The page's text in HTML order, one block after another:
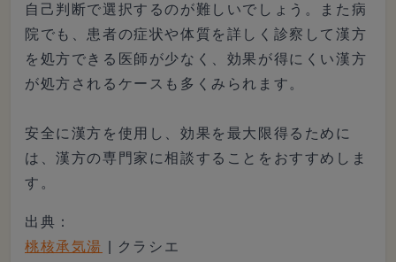
自己判断で選択するのが難しいでしょう。また病
院でも、患者の症状や体質を詳しく診察して漢方
を処方できる医師が少なく、効果が得にくい漢方
が処方されるケースも多くみられます。
安全に漢方を使用し、効果を最大限得るために
は、漢方の専門家に相談することをおすすめしま
す。
出典：
桃核承気湯
| クラシエ